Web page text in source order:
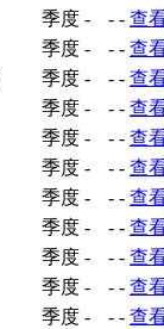
季度 - - - 查
季度 - - - 查
季度 - - - 查
季度 - - - 查
季度 - - - 查
季度 - - - 查
季度 - - - 查
季度 - - - 查
季度 - - - 查
季度 - - - 查
季度 - - - 查